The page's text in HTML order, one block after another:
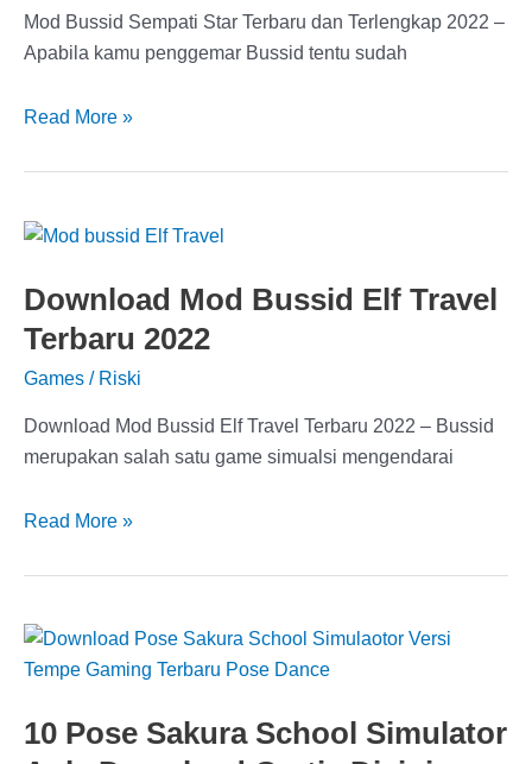
Mod Bussid Sempati Star Terbaru dan Terlengkap 2022 –
Apabila kamu penggemar Bussid tentu sudah
20
Bussid
Star
dan
Terlengkap
Disini
Read More »
Download Mod Bussid Elf Travel
Terbaru 2022
Games / Riski
Download Mod Bussid Elf Travel Terbaru 2022 – Bussid
merupakan salah satu game simualsi mengendarai
Download
Bussid
Travel
Terbaru
Read More »
10 Pose Sakura School Simulator